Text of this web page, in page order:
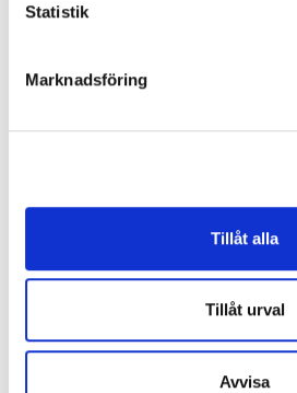
Statistik
Marknadsföring
Tillåt alla
Tillåt urval
Avvisa
Start: Onsdag 2026-08-19
Start: Onsdag 2026-08-19
Mörbybadet